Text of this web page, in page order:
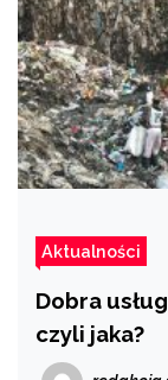
Aktualności
Dobra
czyli jaka?